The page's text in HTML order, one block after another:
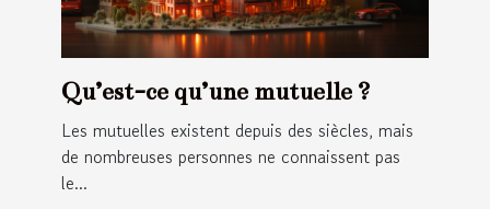
Qu’est-ce qu’une mutuelle ?
Les mutuelles existent depuis des siècles, mais
de nombreuses personnes ne connaissent pas
le...